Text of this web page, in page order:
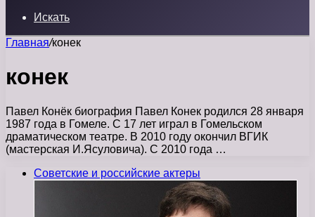
Искать
Главная/конек
конек
Павел Конёк биография Павел Конек родился 28 января
1987 года в Гомеле. С 17 лет играл в Гомельском
драматическом театре. В 2010 году окончил ВГИК
(мастерская И.Ясуловича). С 2010 года …
Советские и российские актеры